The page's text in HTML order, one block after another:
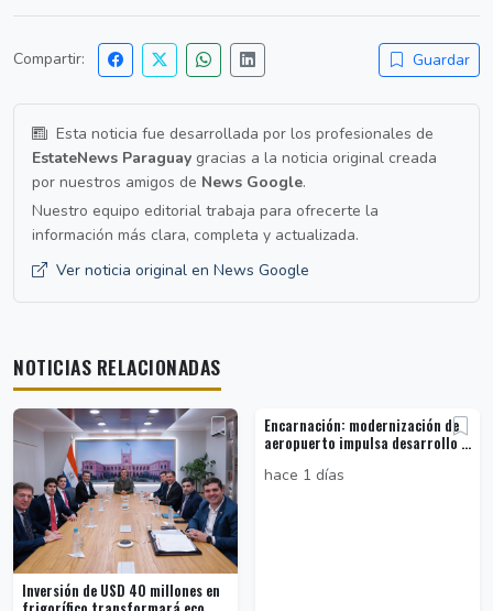
Compartir: Guardar
Esta noticia fue desarrollada por los profesionales de
EstateNews Paraguay gracias a la noticia original creada
por nuestros amigos de News Google.
Nuestro equipo editorial trabaja para ofrecerte la
información más clara, completa y actualizada.
Ver noticia original en News Google
NOTICIAS RELACIONADAS
Inversión de USD 40 millones en
Encarnación: modernización de
aeropuerto impulsa desarrollo ...
hace 1 días